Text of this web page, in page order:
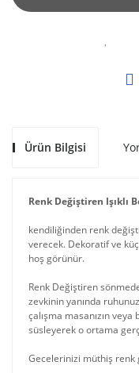
Ürün Bilgisi
Renk Değiştiren Işıklı
kendiliğinden renk
verecek. Dekoratif ve
hoş görünür.
Renk Değiştiren
zevkinin yanında
çalışma masanızın veya
süsleyerek o ortama
Gecelerinizi müthiş renk